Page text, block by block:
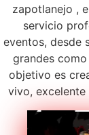
zapotlanejo ,
servicio
eventos, desde
grandes
objetivo es
vivo,